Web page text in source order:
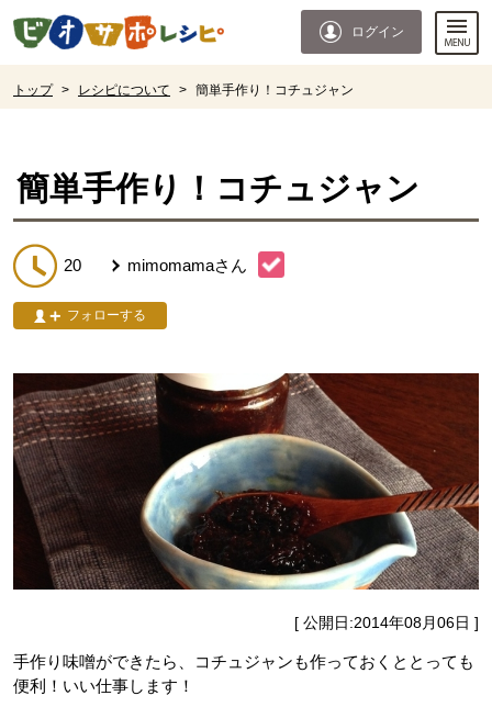
ページの先頭です。
ログイン
トップ > レシピについて > 簡単手作り！コチュジャン
簡単手作り！コチュジャン
20 mimomamaさん
フォローする
[ 公開日:2014年08月06日 ]
手作り味噌ができたら、コチュジャンも作っておくととっても
便利！いい仕事します！